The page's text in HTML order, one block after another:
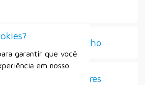
Diretas – Julho
e Vice-Diretores
garantir que você
em nosso